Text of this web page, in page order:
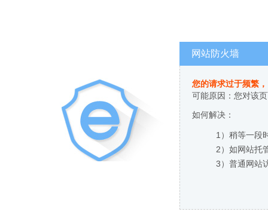
网站防火墙
您的请求过于频繁
可能原因：您对该
如何解决：
1）稍等一段
2）如网站托
3）普通网站